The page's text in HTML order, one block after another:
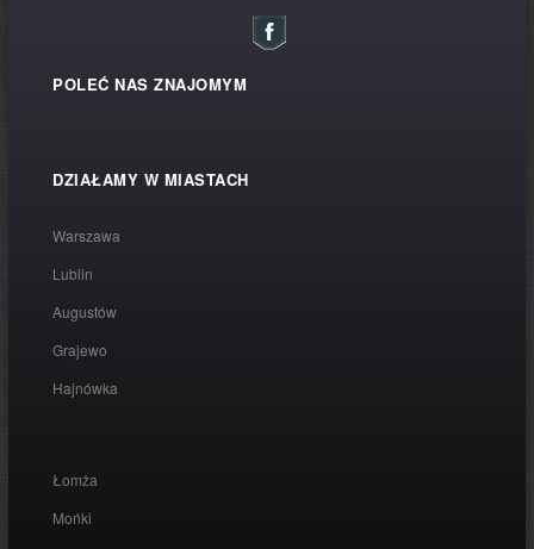
POLEĆ NAS ZNAJOMYM
DZIAŁAMY W MIASTACH
Warszawa
Lublin
Augustów
Grajewo
Hajnówka
Łomża
Mońki